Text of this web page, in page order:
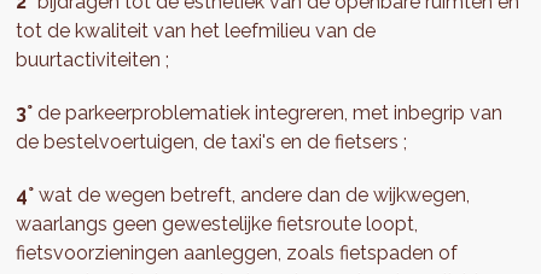
tot de kwaliteit van het leefmilieu van de
buurtactiviteiten ;
3°de parkeerproblematiek integreren, met inbegrip van
de bestelvoertuigen, de taxi's en de fietsers ;
4°wat de wegen betreft, andere dan de wijkwegen,
waarlangs geen gewestelijke fietsroute loopt,
fietsvoorzieningen aanleggen, zoals fietspaden of